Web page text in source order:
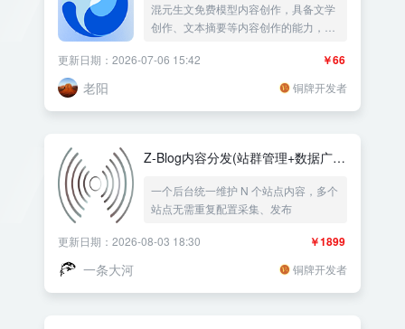
混元生文免费模型内容创作，具备文学
创作、文本摘要等内容创作的能力，腾
动文本生成的神器，原创文章创作新利
器让你轻松创作高质量文章，伪原创洗
￥66
更新日期：2026-07-06 15:42
老阳 铜牌开发者
Z-Blog内容分发(站群管理+数据广
一个后台统一维护 N 个站点内容，多个
站点无需重复配置采集、发布
￥1899
更新日期：2026-08-03 18:30
一条大河 铜牌开发者